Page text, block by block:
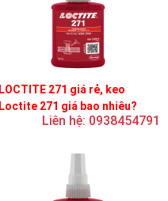
LOCTITE 271 giá rẻ, keo
Loctite 271 giá bao nhiêu?
Liên hệ: 0938454791